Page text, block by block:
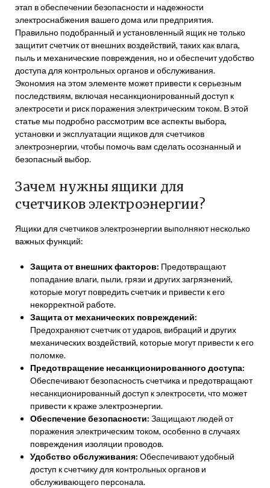
этап в обеспечении безопасности и надежности
электроснабжения вашего дома или предприятия.
Правильно подобранный и установленный ящик не только
защитит счетчик от внешних воздействий, таких как влага,
пыль и механические повреждения, но и обеспечит удобство
доступа для контрольных органов и обслуживания.
Экономия на этом элементе может привести к серьезным
последствиям, включая несанкционированный доступ к
электросети и риск поражения электрическим током. В этой
статье мы подробно рассмотрим все аспекты выбора,
установки и эксплуатации ящиков для счетчиков
электроэнергии, чтобы помочь вам сделать осознанный и
безопасный выбор.
Зачем нужны ящики для
счетчиков электроэнергии?
Ящики для счетчиков электроэнергии выполняют несколько
важных функций:
Защита от внешних факторов: Предотвращают
попадание влаги, пыли, грязи и других загрязнений,
которые могут повредить счетчик и привести к его
некорректной работе.
Защита от механических повреждений:
Предохраняют счетчик от ударов, вибраций и других
механических воздействий, которые могут привести к его
поломке.
Предотвращение несанкционированного доступа:
Обеспечивают безопасность счетчика и предотвращают
несанкционированный доступ к электросети, что может
привести к краже электроэнергии.
Обеспечение безопасности: Защищают людей от
поражения электрическим током, особенно в случаях
повреждения изоляции проводов.
Удобство обслуживания: Обеспечивают удобный
доступ к счетчику для контрольных органов и
обслуживающего персонала.